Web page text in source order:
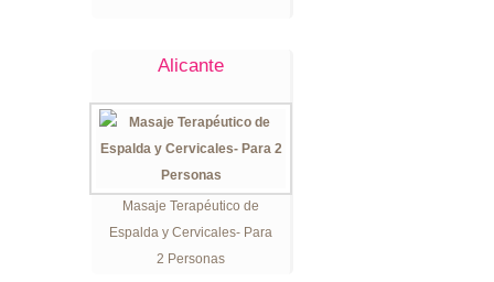
Alicante
Masaje Terapéutico de
Espalda y Cervicales- Para
2 Personas